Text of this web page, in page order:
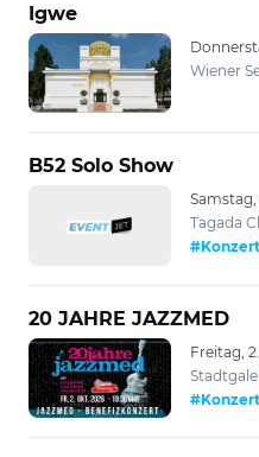
Igwe
Wiener
B52 Solo Show
Samstag,
Tagada
#Konzert
20 JAHRE JAZZMED
Freitag,
#Konzert